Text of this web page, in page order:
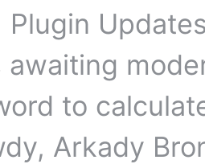
Plugin
to
Arkady